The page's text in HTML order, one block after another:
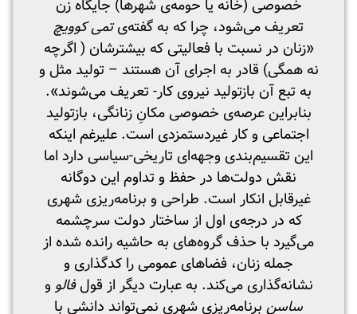
خصوصی (خانه یا حومه‌ی شهرها) جایگاه زن
تعریف می‌شود، چرا که به گفته‌یتمی کوویچ
«زنان در نسبت با فعالیتی که بیشترشان ( اگرچه
نه همگی) قادر به اجرای آن هستند – تولید مثل و
به تبع آن بازتولید نیروی کار- تعریف می‌شوند».
بنابراین عرصه‌ی خصوصی مکانِ زنانگی، بازتولید
اجتماعی و کار غیردستمزدی است. علیرغم اینکه
این تقسیم‌بندی وجهه‌ای تاریخی-سیاسی دارد اما
نقش دولت‌ها در حفظ و تداوم این دوگانه
غیرقابل انکار است. طراحی و برنامه‌ریزی شهری
که در درجه‌ی اول از ساختار دولت سرچشمه
می‌گیرد با حذف گروه‌های به حاشیه رانده شده از
جمله زنان، فضاهای عمومی را کدگذاری و
نشانه‌گذاری می‌کند. به عبارت دیگر از قولفالو و
ساسن برنامه‌ریزی شهری نمی‌تواند دانشی با